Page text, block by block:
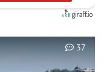
37